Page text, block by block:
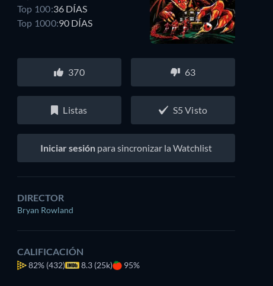
Top 100:36 DÍAS
Top 1000:90 DÍAS
370 63
Listas S5 Visto
Iniciar sesión para sincronizar la Watchlist
DIRECTOR
Bryan Rowland
CALIFICACIÓN
82% (432) 8.3 (25k) 95%